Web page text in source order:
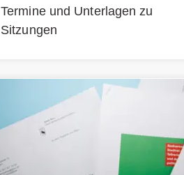
Termine und Unterlagen zu
Sitzungen